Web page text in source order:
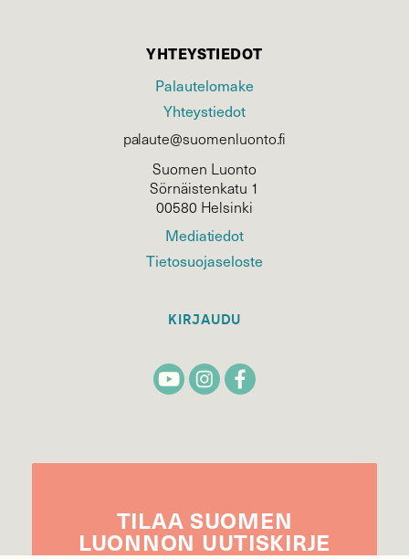
YHTEYSTIEDOT
Palautelomake
Yhteystiedot
palaute@suomenluonto.fi
Suomen Luonto
Sörnäistenkatu 1
00580 Helsinki
Mediatiedot
Tietosuojaseloste
KIRJAUDU
TILAA SUOMEN
LUONNON UUTIS­KIRJE